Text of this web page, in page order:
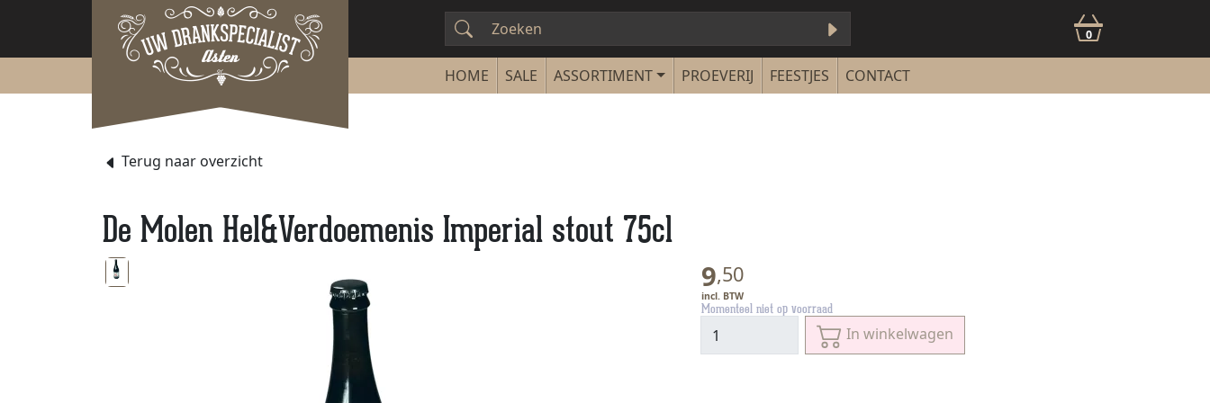
0
SALE ASSORTIMENT PROEVERIJ FEESTJES CONTACT
Terug naar overzicht
De Molen Hel&Verdoemenis Imperial stout 75cl
9,50
Momenteel niet op voorraad
In winkelwagen